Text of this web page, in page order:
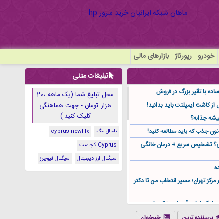
خودرو رپورتاژ بازارهای مالی
با تأثیر بزرگ در فروش
جذابه؟
جذب که باید مطالعه کنید!
تشخیص سریع + درمان خانگی
مرکز تهران؛ مسیر انتخاب من تا دکتر
کجا باید آن را مستقیم از
تبلیغات متنی
محل تبلیغ شما (یک ماهه 200
هزار تومان - جهت هماهنگی
کلیک کنید )
باحال مگ
cyprus-newlife
Cyprus کجاست
سیگنال ارز دیجیتال
سیگنال فیوچرز